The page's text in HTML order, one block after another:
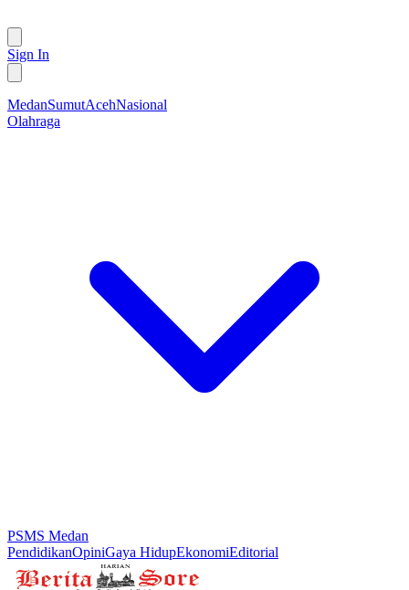
Sign In
MedanSumutAcehNasional
Olahraga
PSMS Medan
PendidikanOpiniGaya HidupEkonomiEditorial